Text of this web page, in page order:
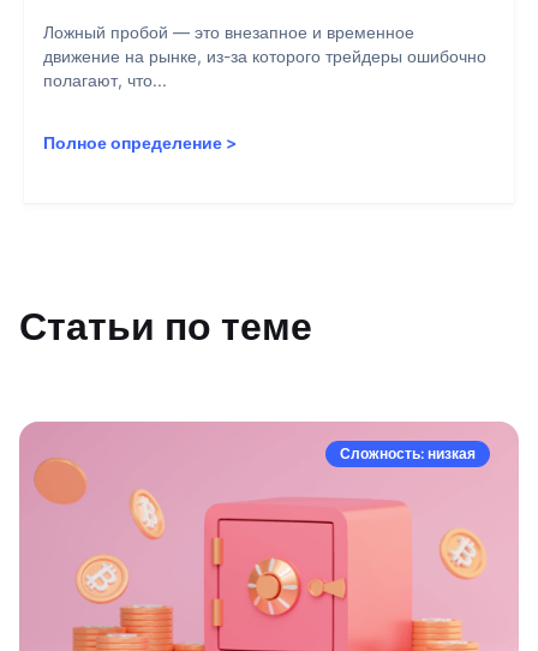
Ложный пробой — это внезапное и временное
движение на рынке, из-за которого трейдеры ошибочно
полагают, что...
Полное определение >
Статьи по теме
Сложность: низкая